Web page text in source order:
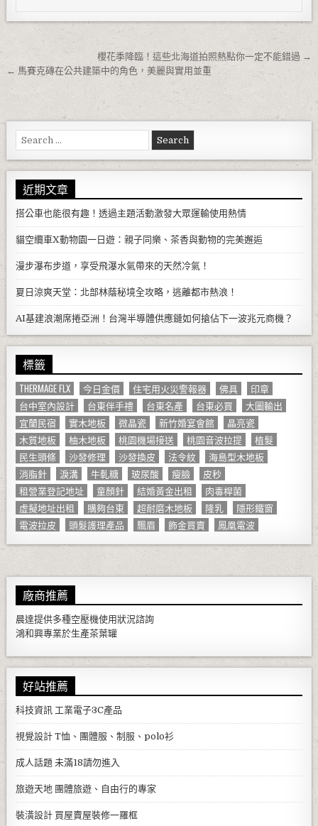
文章導覽
櫻花季降臨！這些北海道拍照熱點你一定不能錯過 →
← 馬賽克磚在公共建築中的角色，美麗與實用並重
Search for:
近期文章
搭公車也能很有趣！透過主題活動激發大眾運輸使用熱情
貓空纜車X動物園一日遊：親子同樂、茶香與動物的完美邂逅
漫步瀑布步道，享受飛瀑水氣帶來的天然冷氣！
夏日涼爽天堂：北部林蔭秘境全攻略，逃離都市熱浪！
AI基建浪潮席捲亞洲！台灣半導體供應鏈如何搶佔下一波兆元商機？
標籤
THERMAGE FLX 今日金價 住宅用火災警報器 佛具
印章
台中室內設計
台東伴手禮 台東名產 台東必買
大圖輸出
宜蘭民宿
實木地板 微晶瓷 新竹婚宴會館
晶亮瓷
木質地板
柚木地板 桃園機場接送 桃園音波拉提
植髮
民生頭條
沙發修理 沙發換皮 法令紋
海島型木地板
消脂針
淚溝 牛軋糖 玻尿酸 瘦臉
皮秒
租營業登記地址
童顏針 結婚黃金出租
肉毒桿菌
虛擬地址出租
購夠台東 超耐磨木地板 隆乳
隱形鐵窗
電波拉皮
頭髮護理產品 飄眉 飾金買賣 鳳凰電波
廠商推薦
晨達提供多種空壓機使用狀況諮詢
鴻和興專業於生產茶葉罐
好站推薦
科技資訊 工業電子3C產品
視覺設計 T恤、團體服、制服、polo衫
成人話題 未滿18請勿進入
旅遊天地 團體旅遊、自由行的專家
裝潢設計 買屋賣屋裝修一羅框